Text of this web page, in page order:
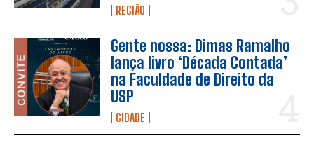
REGIÃO
Gente nossa: Dimas Ramalho
lança livro ‘Década Contada’
na Faculdade de Direito da
USP
CIDADE